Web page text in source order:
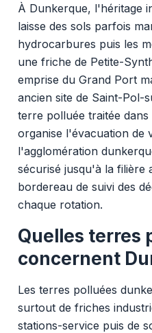
À Dunkerque, l'héritage
laisse des sols parfois
hydrocarbures puis les
une friche de Petite-
emprise du Grand Port
ancien site de Saint-Pol-
terre polluée traitée
organise l'évacuation de
l'agglomération
sécurisé jusqu'à la filière
bordereau de suivi des
chaque rotation.
Quelles terres
concernent
Les terres polluées
surtout de friches
stations-service puis de